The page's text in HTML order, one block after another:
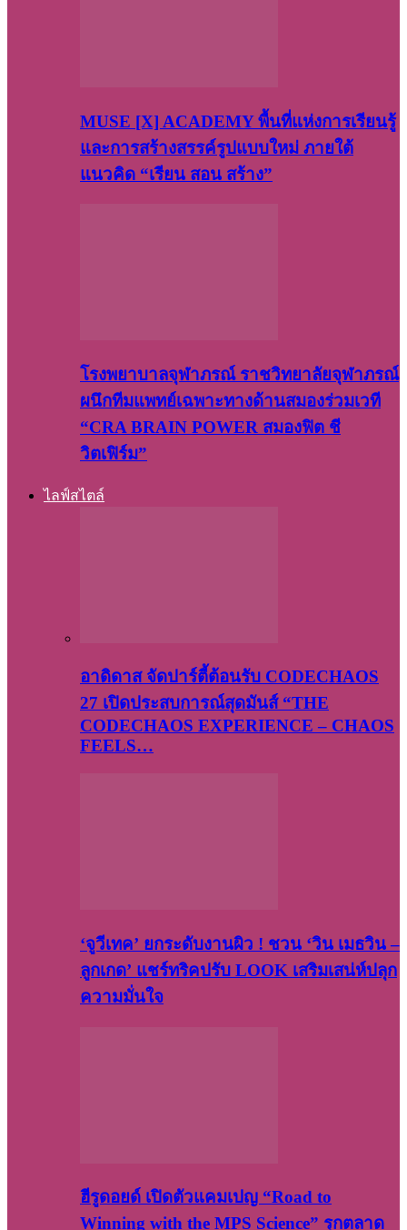
MUSE [X] ACADEMY พื้นที่แห่งการเรียนรู้
และการสร้างสรรค์รูปแบบใหม่ ภายใต้
แนวคิด “เรียน สอน สร้าง”
โรงพยาบาลจุฬาภรณ์ ราชวิทยาลัยจุฬาภรณ์
ผนึกทีมแพทย์เฉพาะทางด้านสมองร่วมเวที
“CRA BRAIN POWER สมองฟิต ชี
วิตเฟิร์ม”
ไลฟ์สไตล์
อาดิดาส จัดปาร์ตี้ต้อนรับ CODECHAOS
27 เปิดประสบการณ์สุดมันส์ “THE
CODECHAOS EXPERIENCE – CHAOS
FEELS…
‘จูวีเทค’ ยกระดับงานผิว ! ชวน ‘วิน เมธวิน –
ลูกเกด’ แชร์ทริคปรับ LOOK เสริมเสน่ห์ปลุก
ความมั่นใจ
ฮีรูดอยด์ เปิดตัวแคมเปญ “Road to
Winning with the MPS Science” รุกตลาด